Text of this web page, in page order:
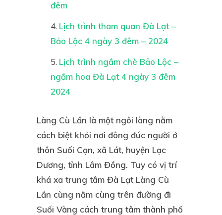
đêm
Lịch trình tham quan Đà Lạt –
Bảo Lộc 4 ngày 3 đêm – 2024
Lịch trình ngắm chè Bảo Lộc –
ngắm hoa Đà Lạt 4 ngày 3 đêm
2024
Làng Cù Lần là một ngôi làng nằm
cách biệt khỏi nơi đông đúc người ở
thôn Suối Cạn, xã Lát, huyện Lạc
Dương, tỉnh Lâm Đồng. Tuy có vị trí
khá xa trung tâm Đà Lạt Làng Cù
Lần cùng nằm cùng trên đường đi
Suối Vàng cách trung tâm thành phố